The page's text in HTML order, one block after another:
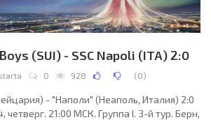
(SUI) - SSC Napoli (ITA) 2:0
0 928 (0)
- "Наполи" (Неаполь, Италия) 2:0
четверг. 21:00 МСК. Группа I. 3-й тур. Берн,